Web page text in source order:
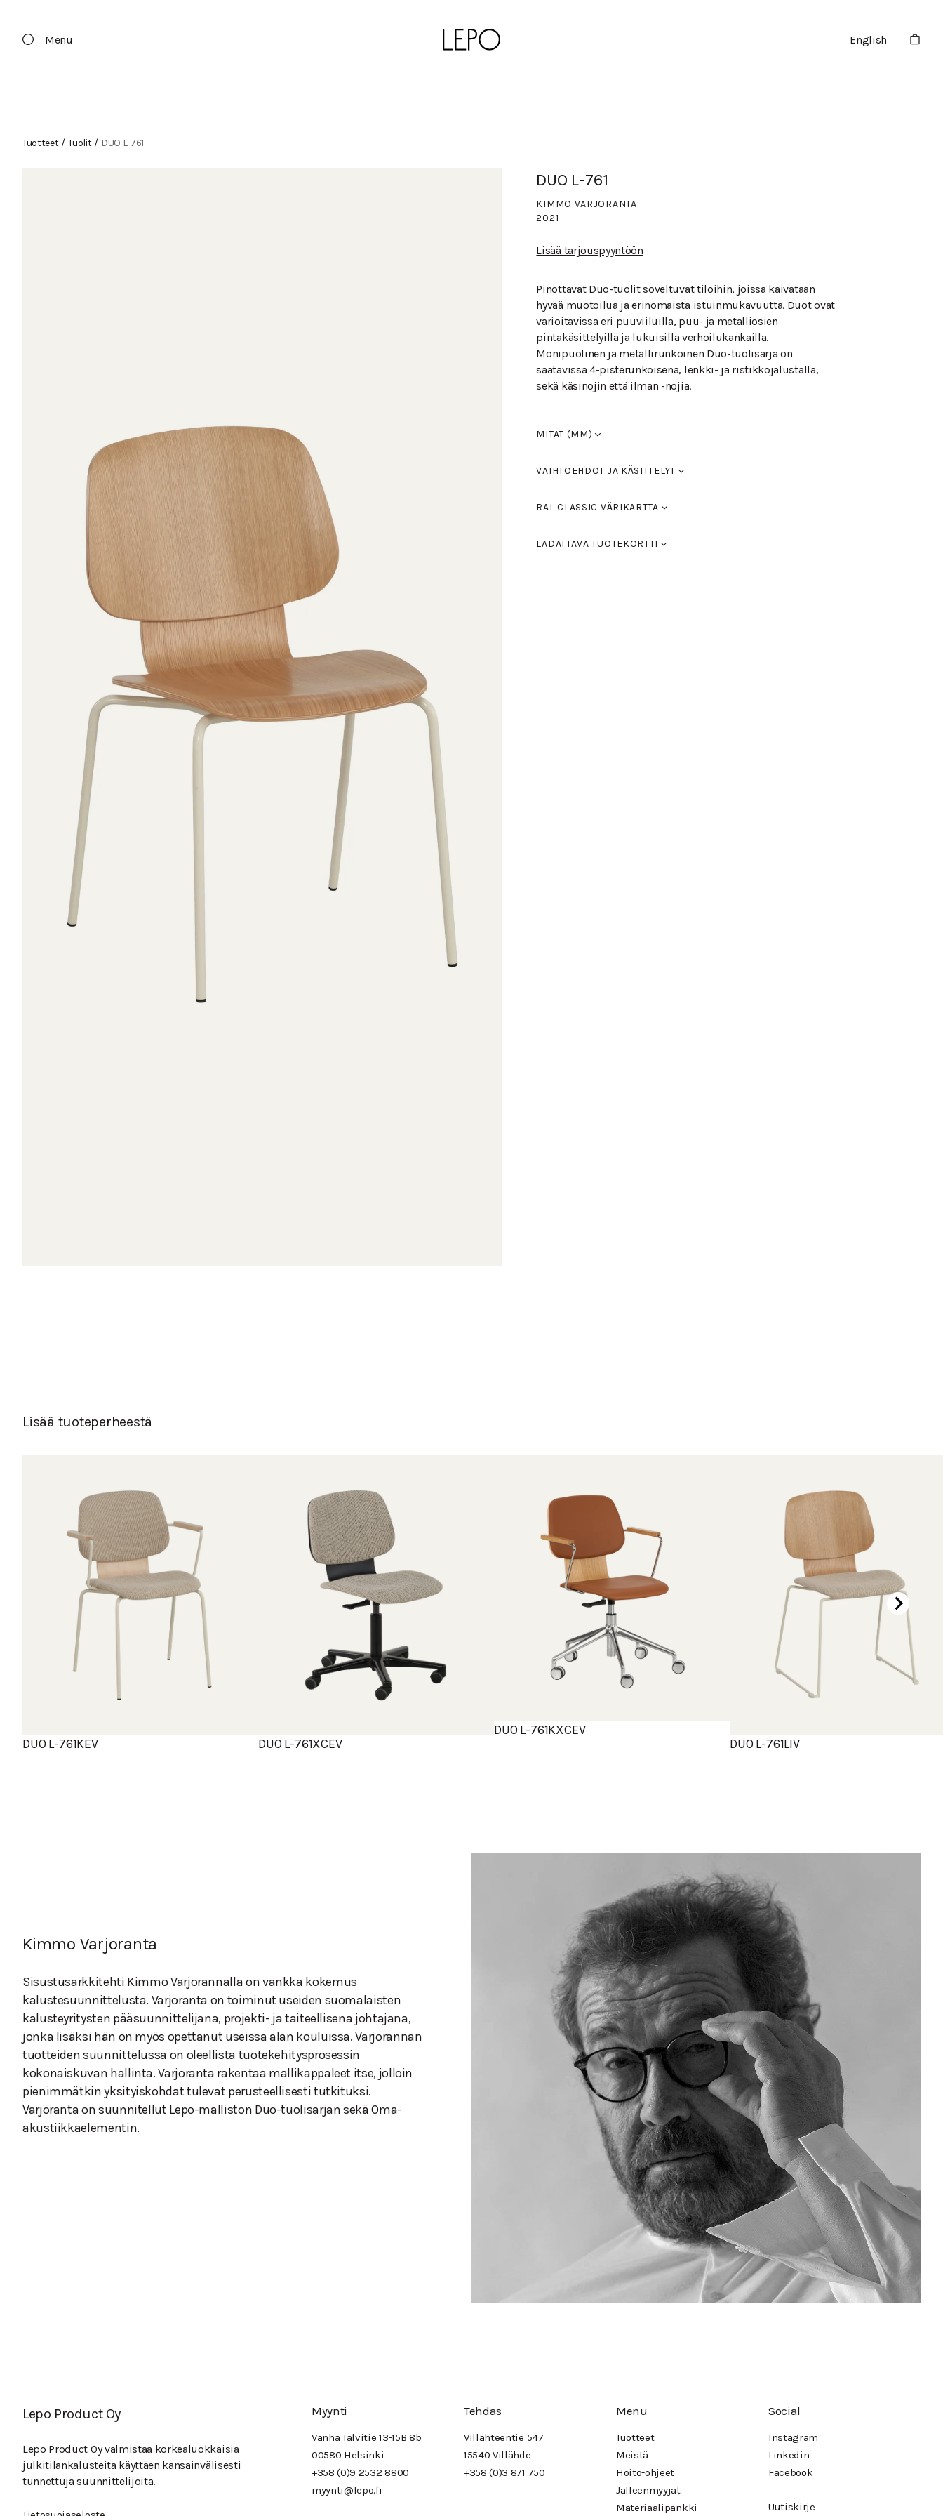
Menu English
Tuotteet / Tuolit / DUO L-761
DUO L-761
KIMMO VARJORANTA
2021
Lisää tarjouspyyntöön
Pinottavat Duo-tuolit soveltuvat tiloihin, joissa kaivataan
hyvää muotoilua ja erinomaista istuinmukavuutta. Duot ovat
varioitavissa eri puuviiluilla, puu- ja metalliosien
pintakäsittelyillä ja lukuisilla verhoilukankailla.
Monipuolinen ja metallirunkoinen Duo-tuolisarja on
saatavissa 4-pisterunkoisena, lenkki- ja ristikkojalustalla,
sekä käsinojin että ilman -nojia.
MITAT (MM)
Syvyys520
Istuinkorkeus460
VAIHTOEHDOT JA KÄSITTELYT
Koivu, lakattu
RAL CLASSIC VÄRIKARTTA
vaalea harmaa ja RAL 9007 tumman harmaa. Voit hyödyntää
LADATTAVA TUOTEKORTTI
Lisää tuoteperheestä
DUO L-761KEV DUO L-761XCEV
DUO L-761KXCEV
DUO L-761LIV
Kimmo Varjoranta
Sisustusarkkitehti Kimmo Varjorannalla on vankka kokemus
kalustesuunnittelusta. Varjoranta on toiminut useiden suomalaisten
kalusteyritysten pääsuunnittelijana, projekti- ja taiteellisena johtajana,
jonka lisäksi hän on myös opettanut useissa alan kouluissa. Varjorannan
tuotteiden suunnittelussa on oleellista tuotekehitysprosessin
kokonaiskuvan hallinta. Varjoranta rakentaa mallikappaleet itse, jolloin
pienimmätkin yksityiskohdat tulevat perusteellisesti tutkituksi.
Varjoranta on suunnitellut Lepo-malliston Duo-tuolisarjan sekä Oma-
akustiikkaelementin.
Lepo Product Oy
Lepo Product Oy valmistaa korkealuokkaisia
julkitilankalusteita käyttäen kansainvälisesti
tunnettuja suunnittelijoita.
Myynti
Vanha Talvitie 13-15B 8b
00580 Helsinki
+358 (0)9 2532 8800
myynti@lepo.fi
Tehdas
Villähteentie 547
15540 Villähde
+358 (0)3 871 750
Menu
Tuotteet
Meistä
Hoito-ohjeet
Jälleenmyyjät
Materiaalipankki
Social
Instagram
Linkedin
Facebook
Uutiskirje